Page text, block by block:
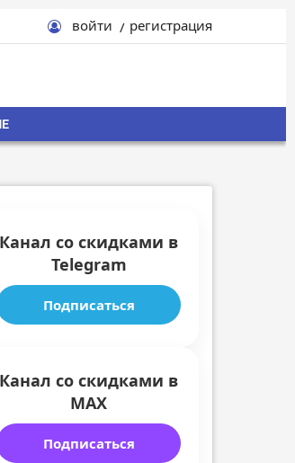
войти регистрация
Канал со скидками в
Telegram
Подписаться
Канал со скидками в
MAX
Подписаться